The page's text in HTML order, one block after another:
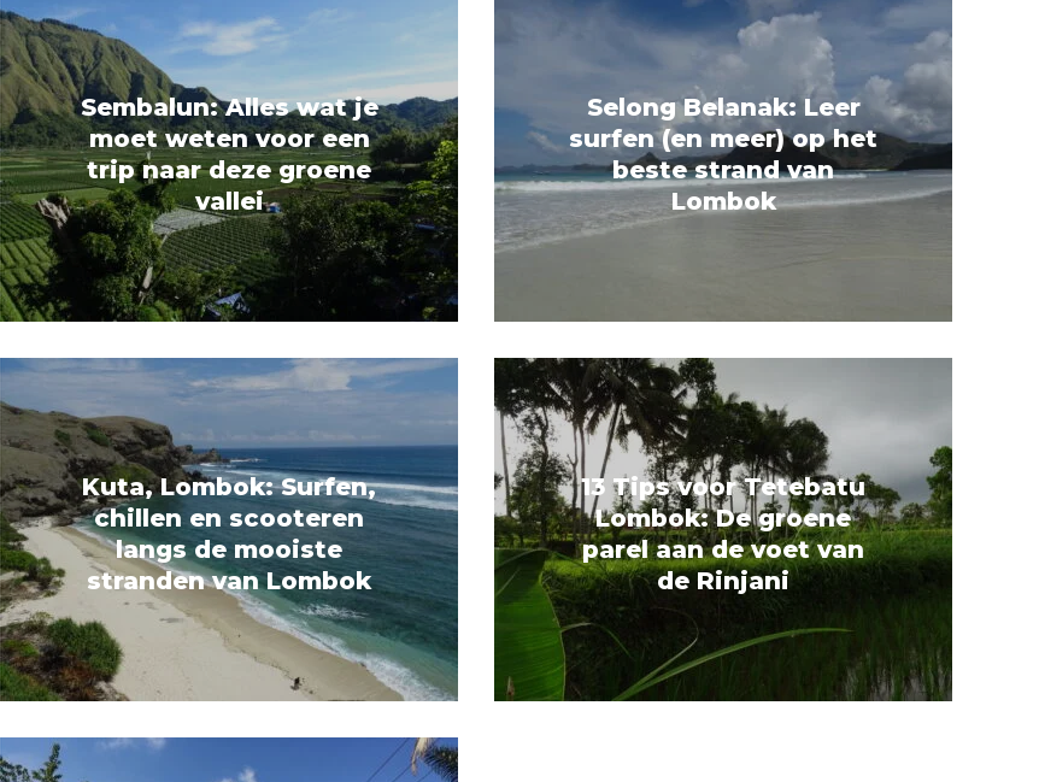
Sembalun: Alles wat je
moet weten voor een
trip naar deze groene
vallei
Selong Belanak: Leer
surfen (en meer) op het
beste strand van
Lombok
Kuta, Lombok: Surfen,
chillen en scooteren
langs de mooiste
stranden van Lombok
13 Tips voor Tetebatu
Lombok: De groene
parel aan de voet van
de Rinjani